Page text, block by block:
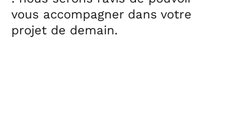
vous accompagner dans votre
projet de demain.